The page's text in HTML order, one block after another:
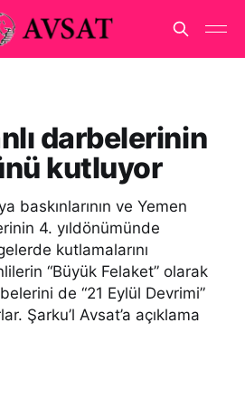
darbelerinin
kutluyor
baskınlarının ve Yemen
4. yıldönümünde
kutlamalarını
“Büyük Felaket” olarak
de “21 Eylül Devrimi”
Şarku’l Avsat’a açıklama